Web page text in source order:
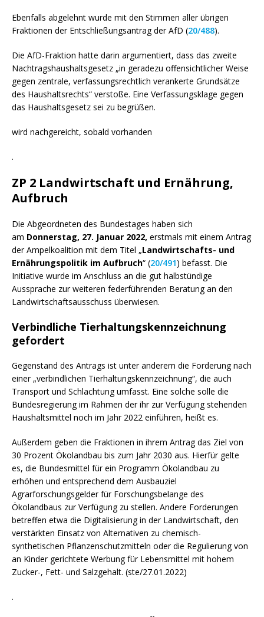
Ebenfalls abgelehnt wurde mit den Stimmen aller übrigen
Fraktionen der Entschließungsantrag der AfD (20/488).
Die AfD-Fraktion hatte darin argumentiert, dass das zweite
Nachtragshaushaltsgesetz „in geradezu offensichtlicher Weise
gegen zentrale, verfassungsrechtlich verankerte Grundsätze
des Haushaltsrechts“ verstoße. Eine Verfassungsklage gegen
das Haushaltsgesetz sei zu begrüßen.
wird nachgereicht, sobald vorhanden
.
ZP 2 Landwirtschaft und Ernährung,
Aufbruch
Die Abgeordneten des Bundestages haben sich
am Donnerstag, 27. Januar 2022, erstmals mit einem Antrag
der Ampelkoalition mit dem Titel „Landwirtschafts- und
Ernährungspolitik im Aufbruch“ (20/491) befasst. Die
Initiative wurde im Anschluss an die gut halbstündige
Aussprache zur weiteren federführenden Beratung an den
Landwirtschaftsausschuss überwiesen.
Verbindliche Tierhaltungskennzeichnung
gefordert
Gegenstand des Antrags ist unter anderem die Forderung nach
einer „verbindlichen Tierhaltungskennzeichnung“, die auch
Transport und Schlachtung umfasst. Eine solche solle die
Bundesregierung im Rahmen der ihr zur Verfügung stehenden
Haushaltsmittel noch im Jahr 2022 einführen, heißt es.
Außerdem geben die Fraktionen in ihrem Antrag das Ziel von
30 Prozent Ökolandbau bis zum Jahr 2030 aus. Hierfür gelte
es, die Bundesmittel für ein Programm Ökolandbau zu
erhöhen und entsprechend dem Ausbauziel
Agrarforschungsgelder für Forschungsbelange des
Ökolandbaus zur Verfügung zu stellen. Andere Forderungen
betreffen etwa die Digitalisierung in der Landwirtschaft, den
verstärkten Einsatz von Alternativen zu chemisch-
synthetischen Pflanzenschutzmitteln oder die Regulierung von
an Kinder gerichtete Werbung für Lebensmittel mit hohem
Zucker-, Fett- und Salzgehalt. (ste/27.01.2022)
.